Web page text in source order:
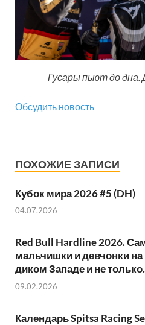
Гусары пьют до дна.
Обсудить новость
ПОХОЖИЕ ЗАПИСИ
Кубок мира 2026 #5 (DH)
04.07.2026
Red Bull Hardline 2026.
мальчишки и девчонки на
диком Западе и не только.
09.02.2026
Календарь Spitsa Racing